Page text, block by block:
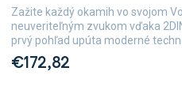
€172,82
Zažite každý okamih vo svojom
neuveriteľným zvukom vďaka
prvý pohľad upúta moderné